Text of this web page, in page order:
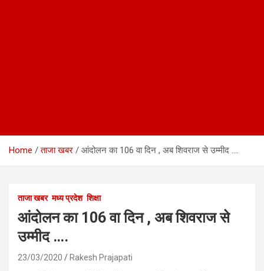
Home ताजा खबर आंदोलन का 106 वा दिन , अब शिवराज से उम्मीद ….
ताजा खबर मध्य प्रदेश शिक्षा
आंदोलन का 106 वा दिन , अब शिवराज से
उम्मीद ….
23/03/2020 Rakesh Prajapati